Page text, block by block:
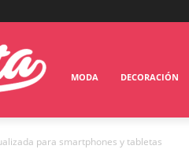
MODA DECORACIÓN
para smartphones y tabletas